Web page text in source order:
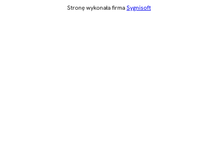
Stronę wykonała firmaSygnisoft